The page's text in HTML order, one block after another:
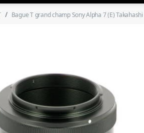
Bague T grand champ Sony Alpha 7 (E) Takahashi